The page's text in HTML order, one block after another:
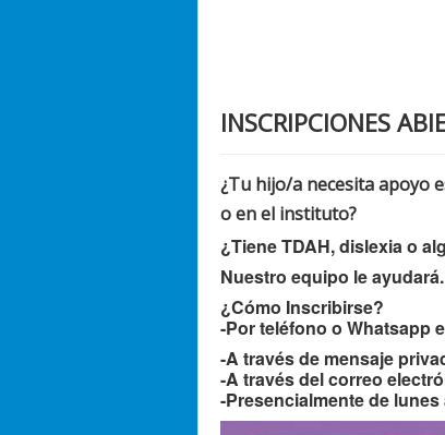
INSCRIPCIONES
¿Tu hijo/a necesita apoyo
o en el instituto?
¿Tiene TDAH, dislexia o
Nuestro equipo le
¿Cómo Inscribirse?
-Por teléfono o Whatsapp
-A través de mensaje
-A través del correo
-Presencialmente de